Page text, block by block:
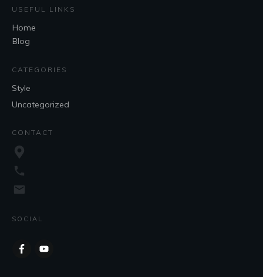
USEFUL LINKS
Home
Blog
CATEGORIES
Style
Uncategorized
CONTACT
SOCIAL